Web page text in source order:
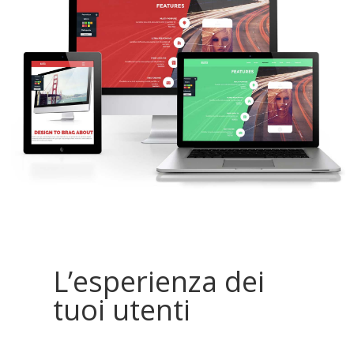
L’esperienza dei
tuoi utenti